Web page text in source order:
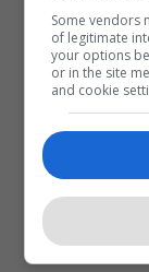
Some vendors
of legitimate
your options
or in the site
and cookie